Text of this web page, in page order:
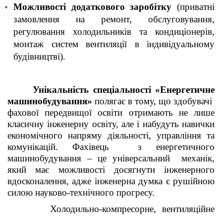
Можливості додаткового заробітку (приватні
замовлення на ремонт, обслуговування,
регулювання холодильників та кондиціонерів,
монтаж систем вентиляції в індивідуальному
будівництві).
Унікальність спеціальності «Енергетичне
машинобудування» полягає в тому, що здобувачі
фахової передвищої освіти отримають не лише
класичну інженерну освіту, але і набудуть навички
економічного напряму діяльності, управління та
комунікацій. Фахівець з енергетичного
машинобудування – це універсальний механік,
який має можливості досягнути інженерного
вдосконалення, адже інженерна думка є рушійною
силою науково-технічного прогресу.
Холодильно-компресорне, вентиляційне